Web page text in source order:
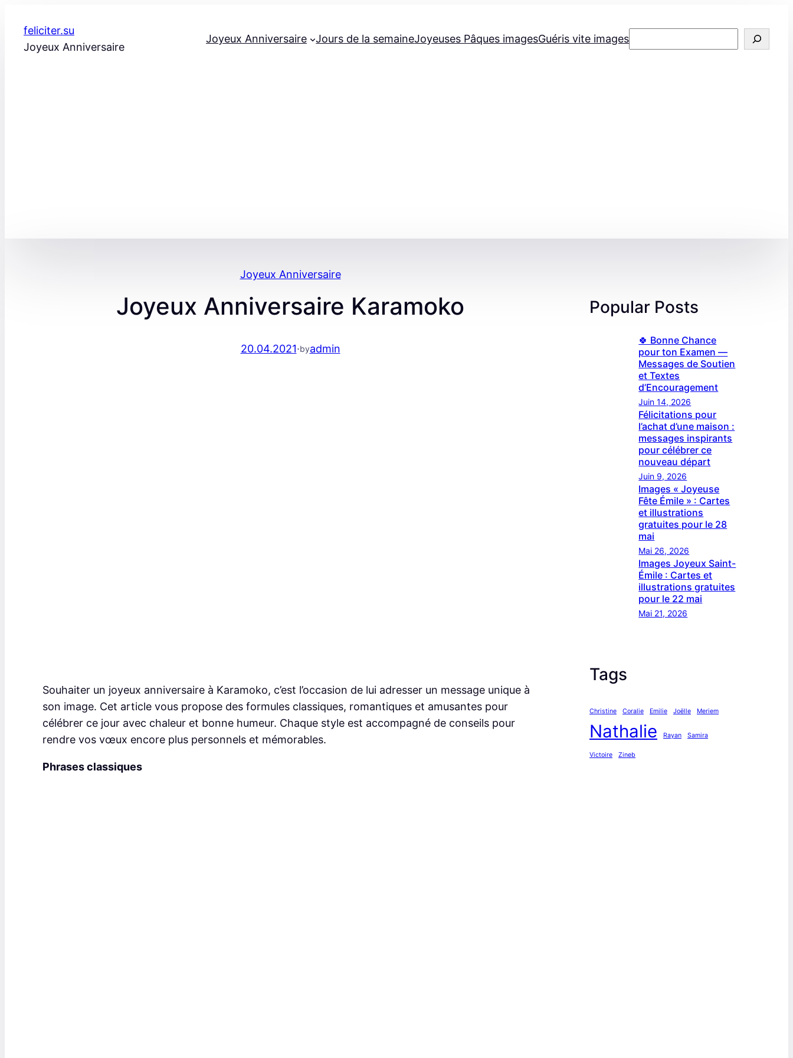
contenu
feliciter.su
Joyeux Anniversaire
Joyeux Anniversaire Jours de la semaineJoyeuses Pâques imagesGuéris vite imagesRechercher
Joyeux Anniversaire
Joyeux Anniversaire Karamoko
20.04.2021·byadmin
Souhaiter un joyeux anniversaire à Karamoko, c’est l’occasion de lui adresser un message unique à
son image. Cet article vous propose des formules classiques, romantiques et amusantes pour
célébrer ce jour avec chaleur et bonne humeur. Chaque style est accompagné de conseils pour
rendre vos vœux encore plus personnels et mémorables.
Phrases classiques
Popular Posts
🍀 Bonne Chance
pour ton Examen —
Messages de Soutien
et Textes
d’Encouragement
Juin 14, 2026
Félicitations pour
l’achat d’une maison :
messages inspirants
pour célébrer ce
nouveau départ
Juin 9, 2026
Images « Joyeuse
Fête Émile » : Cartes
et illustrations
gratuites pour le 28
mai
Mai 26, 2026
Images Joyeux Saint-
Émile : Cartes et
illustrations gratuites
pour le 22 mai
Mai 21, 2026
Tags
Christine Coralie Emilie Joëlle Meriem
Nathalie Rayan Samira
Victoire Zineb